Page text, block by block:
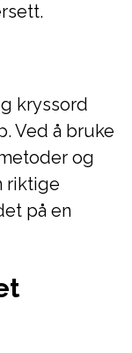
kryssord
Ved å bruke
og
riktige
på en